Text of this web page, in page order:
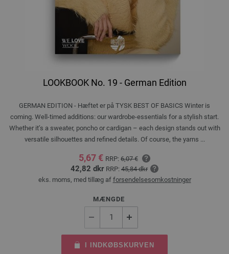
LOOKBOOK No. 19 - German Edition
GERMAN EDITION - Hæftet er på TYSK BEST OF BASICS Winter is
coming. Well-timed additions: our wardrobe-essentials for a stylish start.
Whether it’s a sweater, poncho or cardigan – each design stands out with
versatile silhouettes and refined details. Of course, the yarns ...
5,67 € RRP: 6,07 €
42,82 dkr RRP: 45,84 dkr
eks. moms, med tillæg af forsendelsesomkostninger
MÆNGDE
I INDKØBSKURVEN